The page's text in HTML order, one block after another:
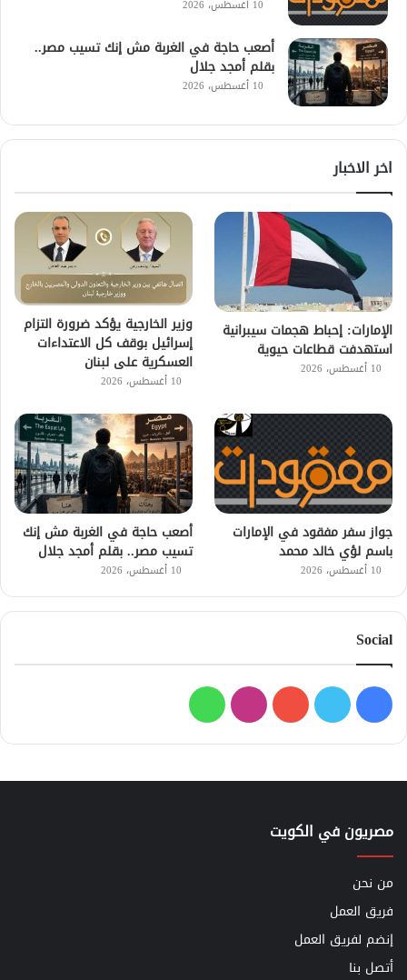
10 أغسطس، 2026
أصعب حاجة في الغربة مش إنك تسيب مصر..
بقلم أمجد جلال
10 أغسطس، 2026
اخر الاخبار
الإمارات: إحباط هجمات سيبرانية
استهدفت قطاعات حيوية
10 أغسطس، 2026
وزير الخارجية يؤكد ضرورة التزام
إسرائيل بوقف كل الاعتداءات
العسكرية على لبنان
10 أغسطس، 2026
جواز سفر مفقود في الإمارات
باسم لؤي خالد محمد
10 أغسطس، 2026
أصعب حاجة في الغربة مش إنك
تسيب مصر.. بقلم أمجد جلال
10 أغسطس، 2026
Social
فيسبوك
تويتر يوتيوبانستقرامواتساب
مصريون في الكويت
من نحن
فريق العمل
إنضم لفريق العمل
أتصل بنا